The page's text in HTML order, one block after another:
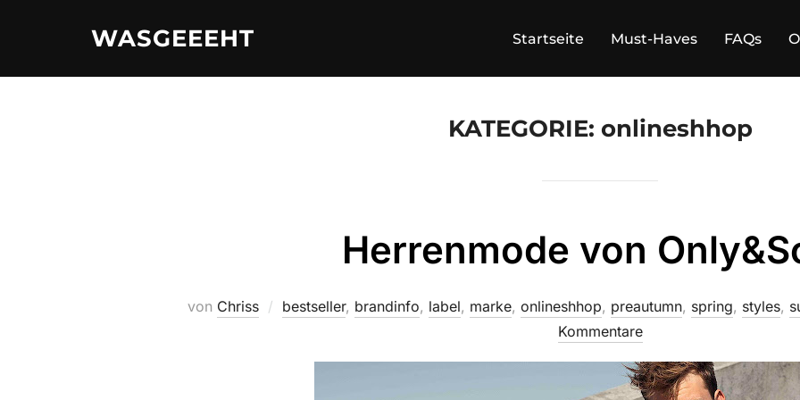
WASGEEEHT Startseite Must-Haves FAQs
KATEGORIE: onlineshhop
Herrenmode von
von Chriss bestseller, brandinfo, label, marke, onlineshhop, preautumn, spring, styles,
Kommentare